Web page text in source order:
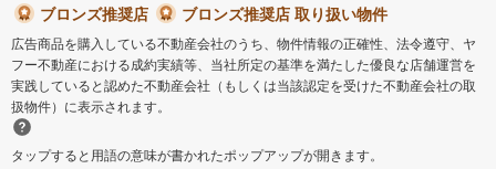
ブロンズ推奨店
ブロンズ推奨店 取り扱い物件
広告商品を購入している不動産会社のうち、物件情報の正確性、法令遵守、ヤ
フー不動産における成約実績等、当社所定の基準を満たした優良な店舗運営を
実践していると認めた不動産会社（もしくは当該認定を受けた不動産会社の取
扱物件）に表示されます。
タップすると用語の意味が書かれたポップアップが開きます。